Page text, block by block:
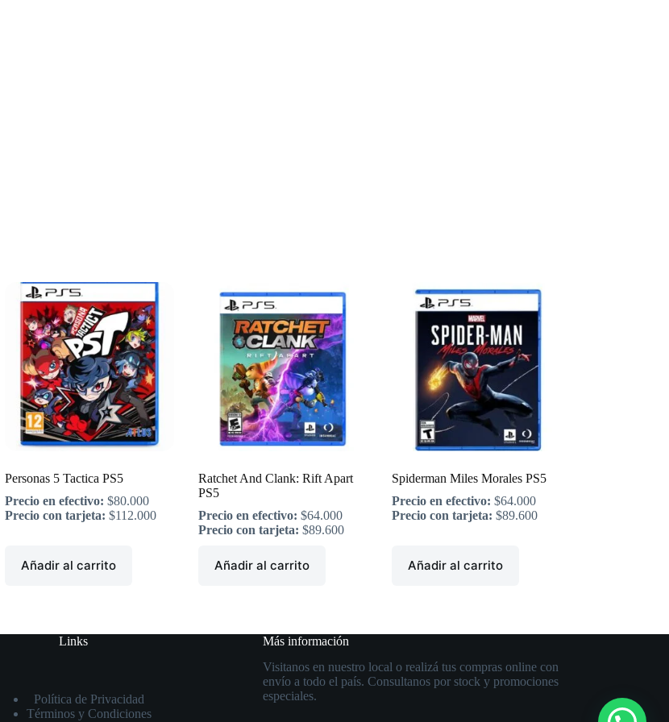
Personas 5 Tactica PS5
Precio en efectivo: $80.000
Precio con tarjeta: $112.000
Añadir al carrito
Ratchet And Clank: Rift Apart
PS5
Precio en efectivo: $64.000
Precio con tarjeta: $89.600
Añadir al carrito
Spiderman Miles Morales PS5
Precio en efectivo: $64.000
Precio con tarjeta: $89.600
Añadir al carrito
Links
Política de Privacidad
Términos y Condiciones
Más información
Visitanos en nuestro local o realizá tus compras online con
envío a todo el país. Consultanos por stock y promociones
especiales.